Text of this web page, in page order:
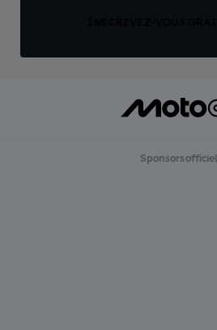
Sponsors